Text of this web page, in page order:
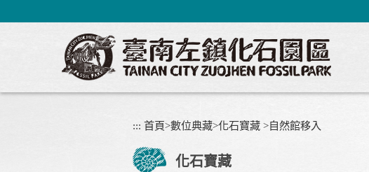
到
::: 首頁>數位典藏>化石寶藏 >自然館移入
化石寶藏